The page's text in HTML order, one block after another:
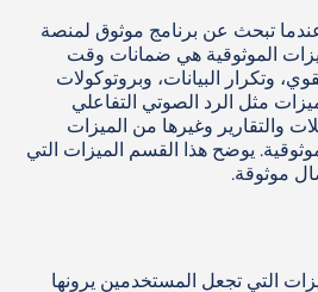
تبحث عن برنامج موثوق لمنصة
الموثوقية هي ضمانات وقت
وتكرار البيانات، وبروتوكولات
مثل الرد الصوتي التفاعلي
والتقارير وغيرها من الميزات
يوضح هذا القسم الميزات التي
موثوقة.
التي تجعل المستخدمين يرونها